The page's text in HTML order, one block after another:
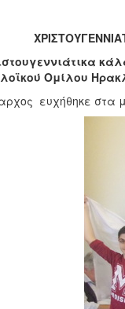
Ομίλου
ευχήθηκε στα